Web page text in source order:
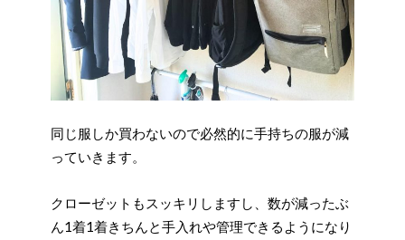
同じ服しか買わないので必然的に手持ちの服が減
っていきます。
クローゼットもスッキリしますし、数が減ったぶ
ん1着1着きちんと手入れや管理できるようになり